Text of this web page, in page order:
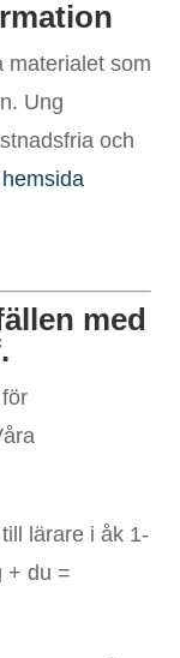
materialet som
Ung
och
med
lärare i åk 1-
+ du =